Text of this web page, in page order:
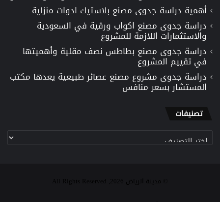
أهمية دراسة جدوى مصنع بلاستيك ادوات منزلية
دراسة جدوى مصنع اكواب ورقية في السعودية
والاستثمارات اللازمة للمشروع
دراسة جدوى مصنع بطاطس نصف مقلية وأهميتها
في تقييم المشروع
دراسة جدوى مشروع مصنع عصائر طبيعية يعدها مكتب
المستشار بسعر منافس
تصنيفات
تصنيفات
© مدينة الرياض 2026, All Rights Reserved